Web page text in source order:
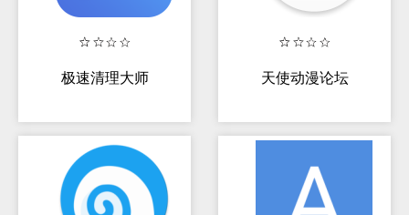
极速清理大师 天使动漫论坛